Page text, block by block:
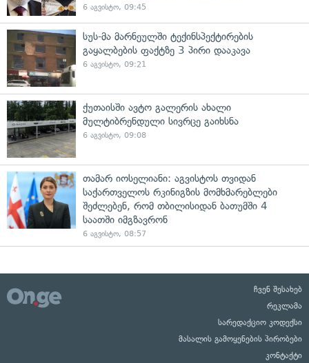
6 აგვისტო, 09:45
სუს-მა მარნეულში ტექინსპექტირების
გაყალბების ფაქტზე 3 პირი დააკავა
6 აგვისტო, 09:21
ქუთაისში ავტო გალერის ახალი
მულტიბრენდული სივრცე გაიხსნა
6 აგვისტო, 09:08
თამარ იოსელიანი: აგვისტოს თვიდან
საქართველოს რკინიგზის მომხმარებლები
შეძლებენ, რომ თბილისიდან ბათუმში 4
საათში იმგზავრონ
6 აგვისტო, 08:57
ჩვენ შესახებ
რეკლამა
სარედაქციო კოდექსი
მასალის გამოყენების პირობები
კონტაქტი